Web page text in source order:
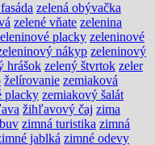
zelená obývačka
zelené vňate zelenina
placky zeleninové
nákyp zeleninový
hrášok zelený štvrtok zeler
želírovanie zemiaková
placky zemiakový šalát
žihľavový čaj zima
zimná turistika zimná
jablká zimné odevy